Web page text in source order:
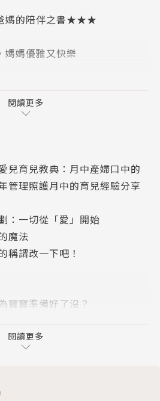
媽的陪伴之書★★★
媽媽優雅又快樂
定出生日、指定長相：願望這樣
一覺到天亮
不吵喝奶
伸腿換尿布
動張嘴吃奶
吵鬧了
就打嗝
寶寶」聞名全亞洲，而且是全亞
的經驗，歸納出孕育精華和實
閱讀更多
育兒教典：月中產婦口中的
管理照護月中的育兒經驗分享
一切從「愛」開始
魔法
稱謂改一下吧！
寶寶準備好了沒？
回應您呢！
閱讀更多